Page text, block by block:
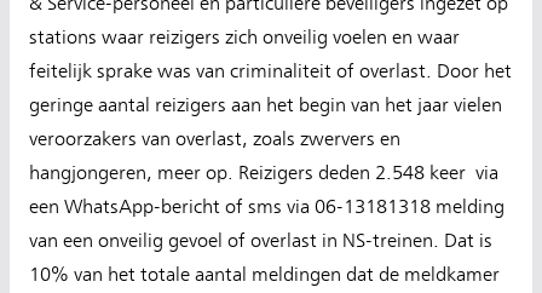
stations waar reizigers zich onveilig voelen en waar
feitelijk sprake was van criminaliteit of overlast. Door het
geringe aantal reizigers aan het begin van het jaar vielen
veroorzakers van overlast, zoals zwervers en
hangjongeren, meer op. Reizigers deden 2.548 keer via
een WhatsApp-bericht of sms via 06-13181318 melding
van een onveilig gevoel of overlast in NS-treinen. Dat is
10% van het totale aantal meldingen dat de meldkamer